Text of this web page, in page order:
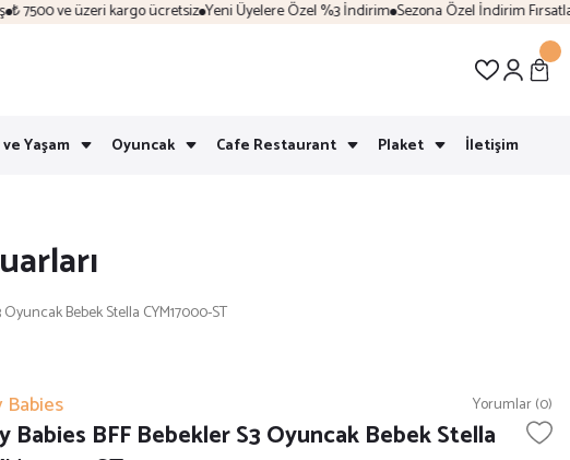
ve üzeri kargo ücretsiz Yeni Üyelere Özel %3 İndirim Sezona Özel İndirim Fırsatları
ve Yaşam Oyuncak Cafe Restaurant Plaket İletişim
Oyuncak Bebek Stella CYM17000-ST
Babies Yorumlar (0)
Babies BFF Bebekler S3 Oyuncak Bebek Stella